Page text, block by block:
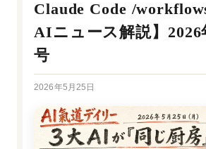
Claude Code /
AIニュース解説】2026
号
2026年5月25日